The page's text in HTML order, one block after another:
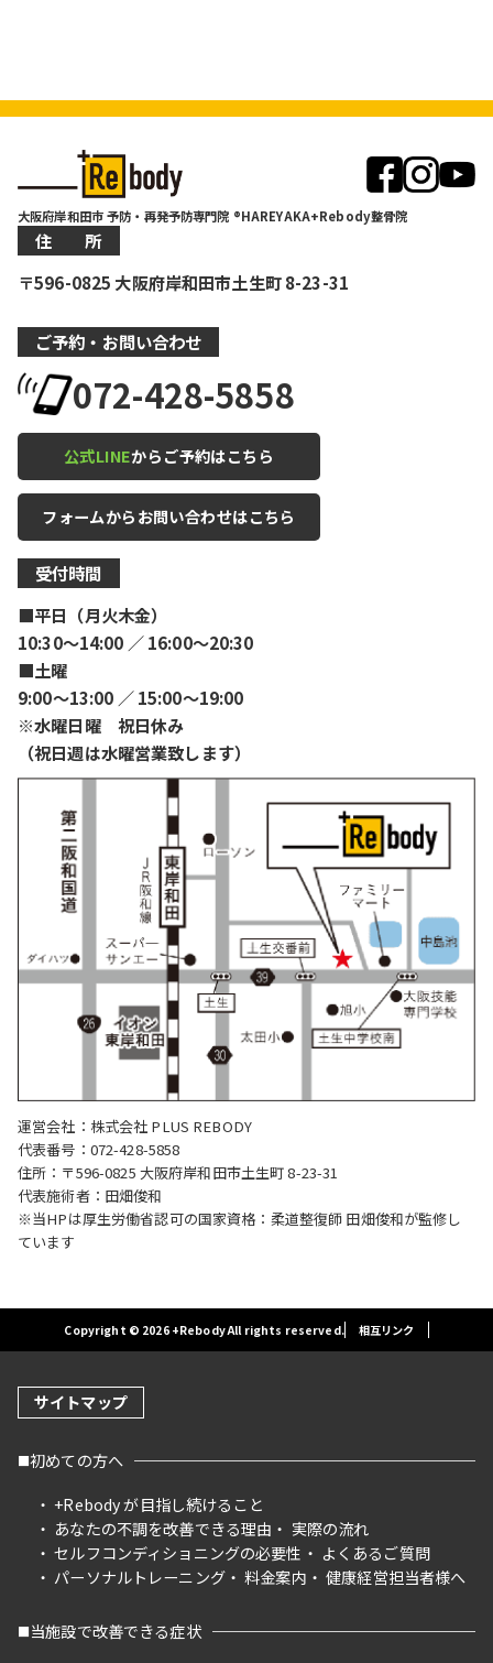
大阪府岸和田市 予防・再発予防専門院 ®HAREYAKA+Rebody整骨院
住 所
〒596-0825 大阪府岸和田市土生町 8-23-31
ご予約・お問い合わせ
072-428-5858
公式LINEからご予約はこちら
フォームからお問い合わせはこちら
受付時間
■平日（月火木金）
10:30〜14:00 ／ 16:00〜20:30
■土曜
9:00〜13:00 ／ 15:00〜19:00
※水曜日曜 祝日休み
（祝日週は水曜営業致します）
運営会社：株式会社 PLUS REBODY
代表番号：072-428-5858
住所：〒596-0825 大阪府岸和田市土生町 8-23-31
代表施術者：田畑俊和
※当HPは厚生労働省認可の国家資格：柔道整復師 田畑俊和が監修し
ています
Copyright © 2026 +Rebody All rights reserved. 相互リンク
サイトマップ
初めての方へ
+Rebody が目指し続けること
あなたの不調を改善できる理由
実際の流れ
セルフコンディショニングの必要性
よくあるご質問
パーソナルトレーニング
料金案内 健康経営担当者様へ
当施設で改善できる症状